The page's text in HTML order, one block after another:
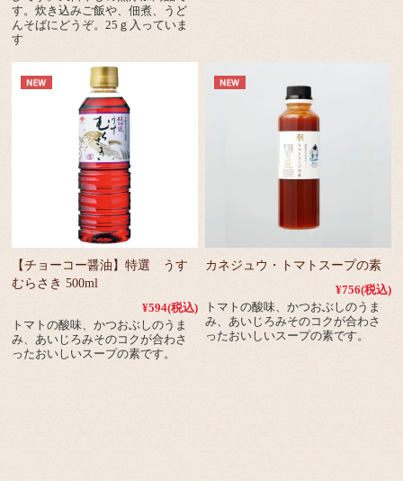
す。炊き込みご飯や、佃煮、うど
んそばにどうぞ。25ｇ入っていま
す
【チョーコー醤油】特選 うす
むらさき 500ml
¥594(税込)
トマトの酸味、かつおぶしのうま
み、あいじろみそのコクが合わさ
ったおいしいスープの素です。
カネジュウ・トマトスープの素
¥756(税込)
トマトの酸味、かつおぶしのうま
み、あいじろみそのコクが合わさ
ったおいしいスープの素です。